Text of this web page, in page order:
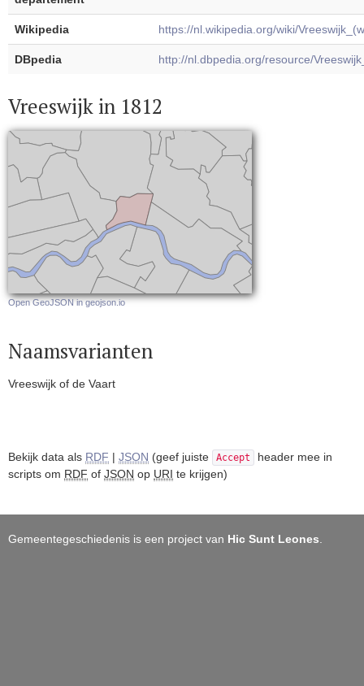
Wikipedia https://nl.wikipedia.org/wiki/
DBpedia http://nl.dbpedia.org/resource/
Vreeswijk in 1812
Open GeoJSON in geojson.io
Naamsvarianten
Vreeswijk of de Vaart
Bekijk data als RDF | JSON (geef juiste Accept
header mee in
scripts om RDF of JSON op URI te krijgen)
Gemeentegeschiedenis is een project van Hic Sunt Leones